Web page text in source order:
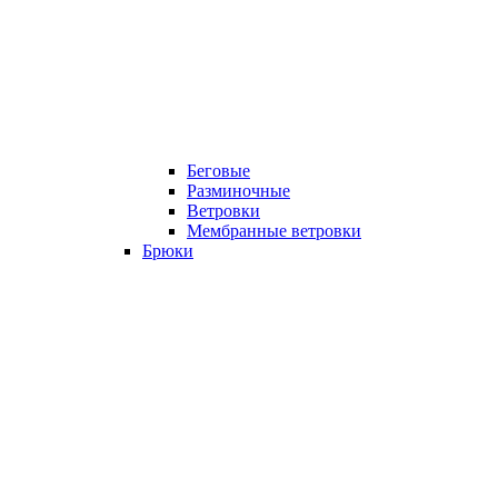
Беговые
Разминочные
Ветровки
Мембранные ветровки
Брюки